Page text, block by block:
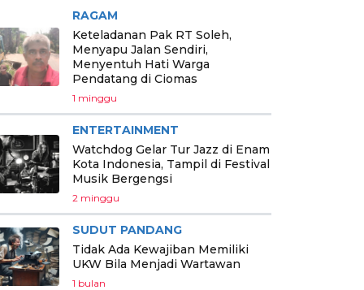
RAGAM
Keteladanan Pak RT Soleh,
Menyapu Jalan Sendiri,
Menyentuh Hati Warga
Pendatang di Ciomas
1 minggu
ENTERTAINMENT
Watchdog Gelar Tur Jazz di Enam
Kota Indonesia, Tampil di Festival
Musik Bergengsi
2 minggu
SUDUT PANDANG
Tidak Ada Kewajiban Memiliki
UKW Bila Menjadi Wartawan
1 bulan